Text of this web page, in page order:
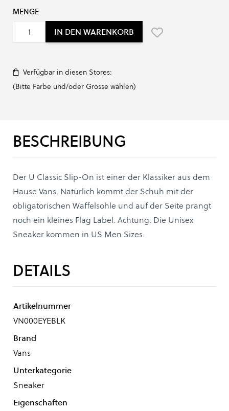
MENGE
IN DEN WARENKORB
Verfügbar in diesen Stores:
(Bitte Farbe und/oder Grösse wählen)
BESCHREIBUNG
Der U Classic Slip-On ist einer der Klassiker aus dem
Hause Vans. Natürlich kommt der Schuh mit der
obligatorischen Waffelsohle und auf der Seite prangt
noch ein kleines Flag Label. Achtung: Die Unisex
Sneaker kommen in US Men Sizes.
DETAILS
Artikelnummer
VN000EYEBLK
Brand
Vans
Unterkategorie
Sneaker
Eigenschaften